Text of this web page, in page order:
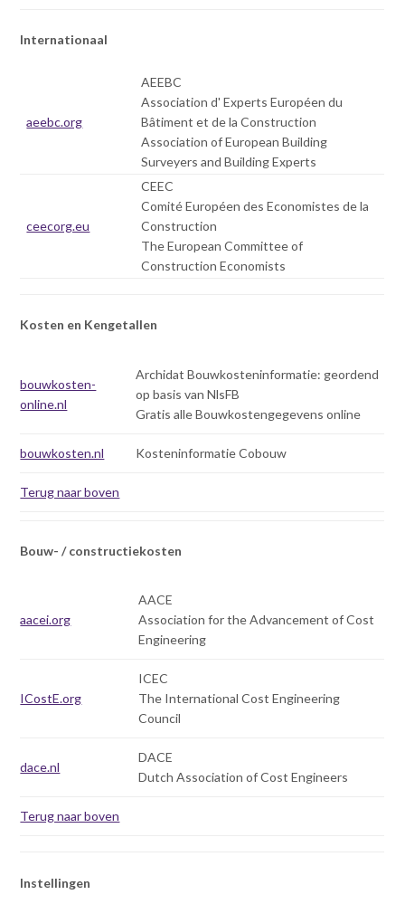
Internationaal
aeebc.org
AEEBC
Association d' Experts Européen du
Bâtiment et de la Construction
Association of European Building
Surveyers and Building Experts
ceecorg.eu
CEEC
Comité Européen des Economistes de la
Construction
The European Committee of
Construction Economists
Kosten en Kengetallen
bouwkosten-
online.nl
Archidat Bouwkosteninformatie: geordend
op basis van NlsFB
Gratis alle Bouwkostengegevens online
bouwkosten.nl Kosteninformatie Cobouw
Terug naar boven
Bouw- / constructiekosten
aacei.org
AACE
Association for the Advancement of Cost
Engineering
ICostE.org
ICEC
The International Cost Engineering
Council
dace.nl
DACE
Dutch Association of Cost Engineers
Terug naar boven
Instellingen